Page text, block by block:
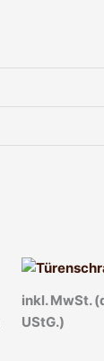
inkl. MwSt.
UStG.)